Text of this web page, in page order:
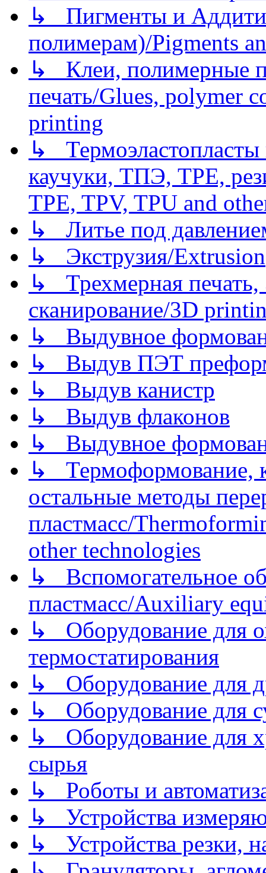
↳ Пигменты и
полимерам)/Pigments
↳ Клеи, полимерные
печать/Glues, polymer
printing
↳
каучуки, ТПЭ, TPE,
TPE, TPV, TPU and
↳ Литье под
↳ Экструзия/Extrusion
↳ Трехмерная
сканирование/3D
↳ Выдувное
↳ Выдув ПЭТ
↳ Выдув канистр
↳ Выдув флаконов
↳ Выдувное
↳ Термоформование,
остальные методы
пластмасс/
other technologies
↳ Вспомогательное
пластмасс/Auxiliary
↳ Оборудование для
термостатирования
↳ Оборудование для
↳ Оборудование для
↳ Оборудование для
сырья
↳ Роботы и
↳ Устройства
↳ Устройства резки,